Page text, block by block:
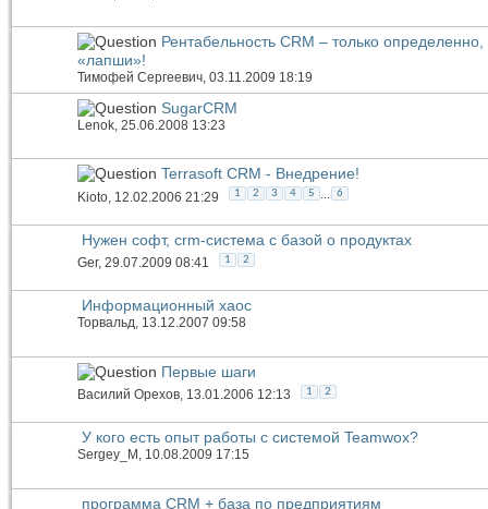
Рентабельность CRM – только определенно,
«лапши»!
Тимофей Сергеевич, 03.11.2009 18:19
SugarCRM
Lenok , 25.06.2008 13:23
Terrasoft CRM - Внедрение!
Kioto, 12.02.2006 21:29 1 2 3 4 5 ... 6
Нужен софт, crm-система c базой о продуктах
Ger, 29.07.2009 08:41 1 2
Информационный хаос
Торвальд, 13.12.2007 09:58
Первые шаги
Василий Орехов , 13.01.2006 12:13 1 2
У кого есть опыт работы с системой Teamwox?
Sergey_M , 10.08.2009 17:15
программа CRM + база по предприятиям